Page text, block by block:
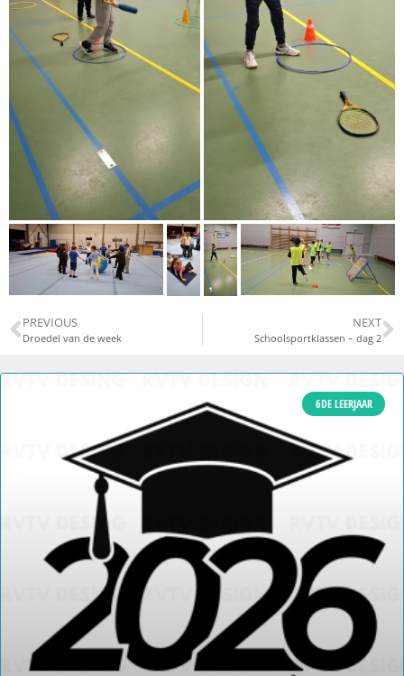
PREVIOUS
Droedel van de week
NEXT
Schoolsportklassen – dag 2
6DE LEERJAAR